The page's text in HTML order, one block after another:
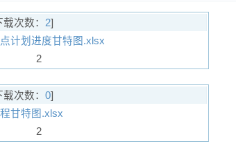
载次数： 2]
计划进度甘特图.xlsx
2
载次数： 0]
甘特图.xlsx
2